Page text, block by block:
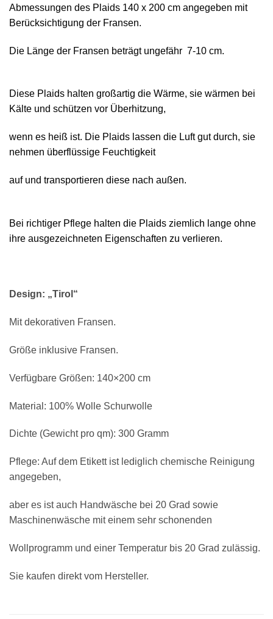
Abmessungen des Plaids 140 х 200 cm angegeben mit
Berücksichtigung der Fransen.
Die Länge der Fransen beträgt ungefähr 7-10 cm.
Diese Plaids halten großartig die Wärme, sie wärmen bei
Kälte und schützen vor Überhitzung,
wenn es heiß ist. Die Plaids lassen die Luft gut durch, sie
nehmen überflüssige Feuchtigkeit
auf und transportieren diese nach außen.
Bei richtiger Pflege halten die Plaids ziemlich lange ohne
ihre ausgezeichneten Eigenschaften zu verlieren.
Design: „Tirol“
Mit dekorativen Fransen.
Größe inklusive Fransen.
Verfügbare Größen: 140×200 cm
Material: 100% Wolle Schurwolle
Dichte (Gewicht pro qm): 300 Gramm
Pflege: Auf dem Etikett ist lediglich chemische Reinigung
angegeben,
aber es ist auch Handwäsche bei 20 Grad sowie
Maschinenwäsche mit einem sehr schonenden
Wollprogramm und einer Temperatur bis 20 Grad zulässig.
Sie kaufen direkt vom Hersteller.